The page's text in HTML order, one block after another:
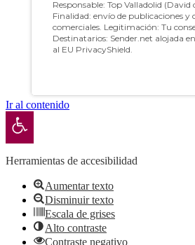
Ir al contenido
Abrir barra de herramientas
Herramientas de accesibilidad
Aumentar texto
Disminuir texto
Escala de grises
Alto contraste
Contraste negativo